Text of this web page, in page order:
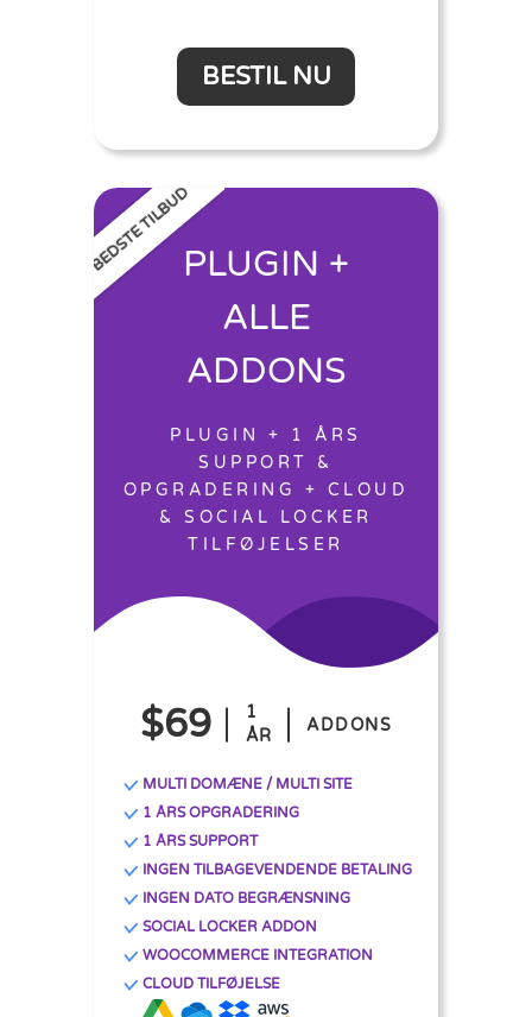
BESTIL NU
BEDSTE TILBUDPLUGIN +
ALLE
ADDONS
PLUGIN + 1 ÅRS
SUPPORT &
OPGRADERING + CLOUD
& SOCIAL LOCKER
TILFØJELSER
$69
1
ÅR
ADDONS
MULTI DOMÆNE / MULTI SITE
1 ÅRS OPGRADERING
1 ÅRS SUPPORT
INGEN TILBAGEVENDENDE BETALING
INGEN DATO BEGRÆNSNING
SOCIAL LOCKER ADDON
WOOCOMMERCE INTEGRATION
CLOUD TILFØJELSE